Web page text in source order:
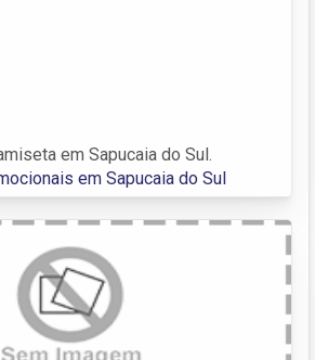
em Sapucaia do Sul.
em Sapucaia do Sul